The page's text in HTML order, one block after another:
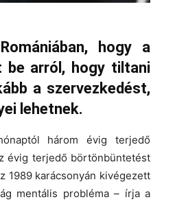
hogy a
be arról, hogy tiltani
a szervezkedést,
lehetnek.
három évig terjedő
évig terjedő börtönbüntetést
1989 karácsonyán kivégezett
mentális probléma – írja a